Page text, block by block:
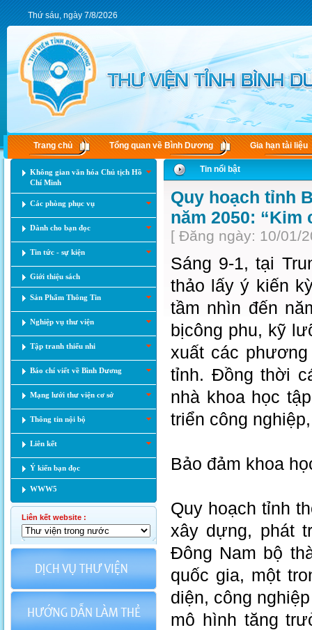
Thứ sáu, ngày 7/8/2026
Trang chủ Tổng quan về Bình Dương Gia hạn tài liệu
Không gian văn hóa Chủ tịch Hồ
Chí Minh
Các phòng phục vụ
Dành cho bạn đọc
Tin tức - sự kiện
Giới thiệu sách
Sản Phẩm Thông Tin
Nghiệp vụ thư viện
Tập tranh thiếu nhi
Báo chí viết về Bình Dương
Mạng lưới thư viện cơ sở
Thông tin nội bộ
Liên kết
Ý kiến bạn đọc
WWW5
Liên kết website :
Tin nổi bật
Quy hoạch tỉnh
năm 2050: “Kim
[ Đăng ngày: 10/01/
Sáng 9-1, tại
thảo lấy ý kiến
tầm nhìn đến
bịcông phu, kỹ
xuất các
tỉnh. Đồng thời
nhà khoa học
triển công
Bảo đảm khoa
Quy hoạch tỉnh
xây dựng, phát
Đông Nam bộ
quốc gia, một
diện, công
mô hình tăng